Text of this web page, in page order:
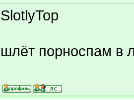
SlotlyTop
шлёт порноспам в